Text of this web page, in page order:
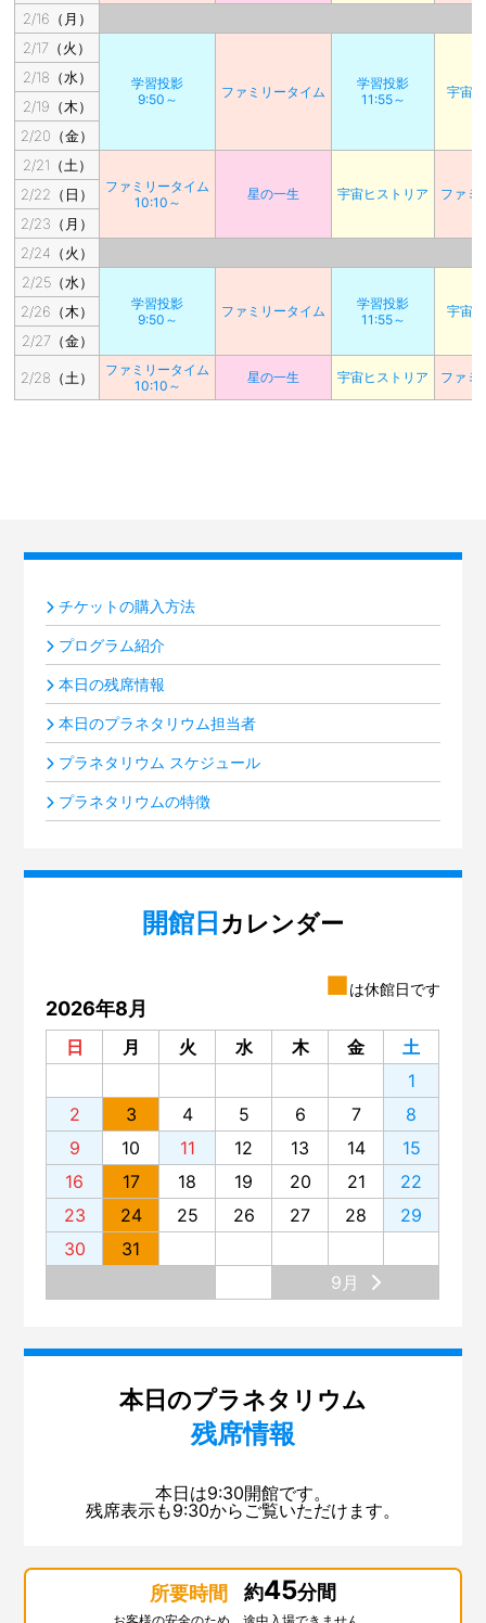
2/16（月）
2/17（火）
学習投影
9:50～
ファミリータイム
学習投影
11:55～
宇宙
2/18（水）
2/19（木）
2/20（金）
2/21（土）
ファミリータイム
10:10～
星の一生 宇宙ヒストリア ファミ
2/22（日）
2/23（月）
2/24（火）
2/25（水）
学習投影
9:50～
ファミリータイム
学習投影
11:55～
宇宙
2/26（木）
2/27（金）
2/28（土）
ファミリータイム
10:10～
星の一生 宇宙ヒストリア ファミ
チケットの購入方法
プログラム紹介
本日の残席情報
本日のプラネタリウム担当者
プラネタリウム スケジュール
プラネタリウムの特徴
開館日 カレンダー
■は休館日です
2026年8月
日 月 火 水 木 金
土
1
2
3 4 5 6 7
8
9
10 11 12 13 14
15
16
17 18 19 20 21
22
23
24 25 26 27 28
29
30
31
9月
本日のプラネタリウム
残席情報
本日は9:30開館です。
残席表示も9:30からご覧いただけます。
所要時間 約45分間